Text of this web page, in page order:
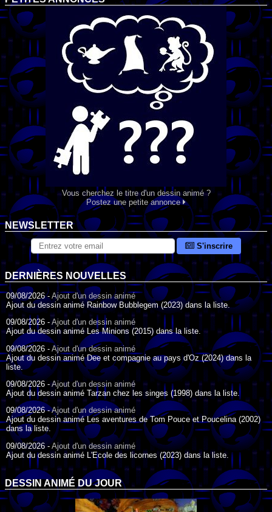
Vous cherchez le titre d'un dessin animé ?
Postez une petite annonce
NEWSLETTER
S'inscrire
DERNIÈRES NOUVELLES
09/08/2026 - Ajout d'un dessin animé
Ajout du dessin animé Rainbow Bubblegem (2023) dans la liste.
09/08/2026 - Ajout d'un dessin animé
Ajout du dessin animé Les Minions (2015) dans la liste.
09/08/2026 - Ajout d'un dessin animé
Ajout du dessin animé Dee et compagnie au pays d'Oz (2024) dans la
liste.
09/08/2026 -Ajout d'un dessin animé
Ajout du dessin animé Tarzan chez les singes (1998) dans la liste.
09/08/2026 -Ajout d'un dessin animé
Ajout du dessin animé Les aventures de Tom Pouce et Poucelina (2002)
dans la liste.
09/08/2026 -Ajout d'un dessin animé
Ajout du dessin animé L'Ecole des licornes (2023) dans la liste.
09/08/2026 -
Ajout d'un dessin animé
Ajout du dessin animé Wonder Choux ! (2006) dans la liste.
09/08/2026 -
Ajout d'un dessin animé
Ajout du dessin animé Anna et ses amis (2022) dans la liste.
DESSIN ANIMÉ DU JOUR